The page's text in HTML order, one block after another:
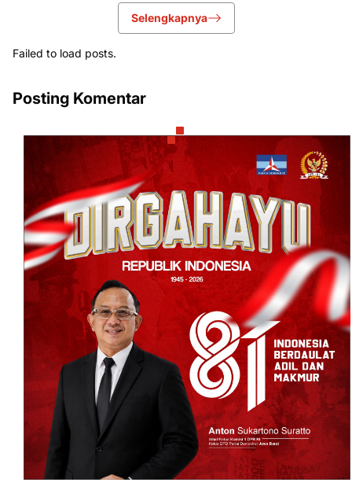
Selengkapnya
Failed to load posts.
Posting Komentar